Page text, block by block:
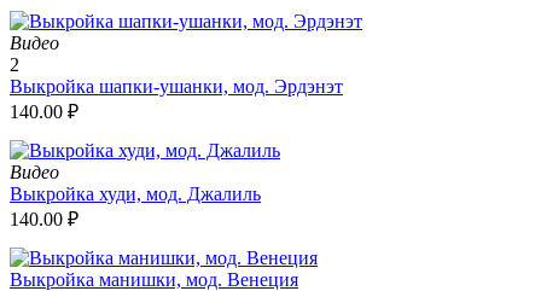
Видео
2
Выкройка шапки-ушанки, мод. Эрдэнэт
140.00 ₽
Видео
Выкройка худи, мод. Джалиль
140.00 ₽
Выкройка манишки, мод. Венеция